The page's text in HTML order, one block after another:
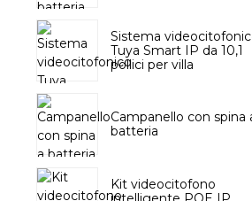
Sistema
Tuya Smart IP da 10,1
pollici per villa
Campanello con spina
batteria
Kit videocitofono